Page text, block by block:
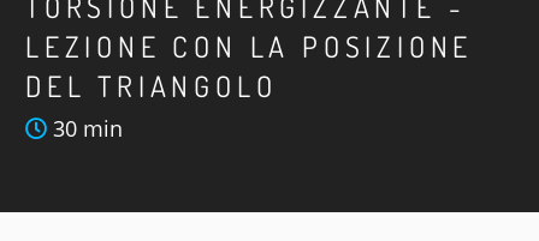
LEZIONE CON LA POSIZIONE
DEL TRIANGOLO
30 min